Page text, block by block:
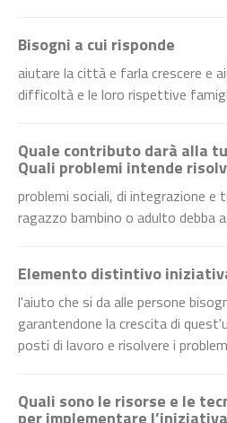
Bisogni a cui risponde
aiutare la città e farla crescere e
difficoltà e le loro rispettive
Quale contributo darà alla
Quali problemi intende
problemi sociali, di integrazione e
ragazzo bambino o adulto debba
Elemento distintivo
l'aiuto che si da alle persone
garantendone la crescita di
posti di lavoro e risolvere i
Quali sono le risorse e le
per implementare